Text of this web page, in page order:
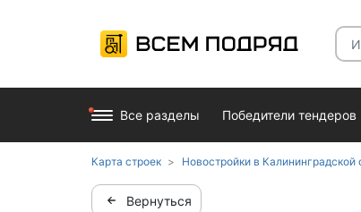
Все разделы Победители тендеров
Карта строек Новостройки в Калининградской
Вернуться